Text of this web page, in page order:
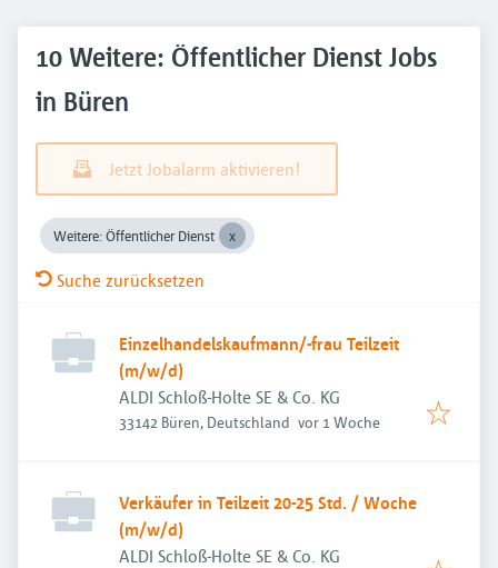
10 Weitere: Öffentlicher Dienst Jobs
in Büren
Jetzt Jobalarm aktivieren!
Weitere: Öffentlicher Dienst
Suche zurücksetzen
Einzelhandelskaufmann/-frau Teilzeit
(m/w/d)
ALDI Schloß-Holte SE & Co. KG
33142 Büren, Deutschland Veröffentlicht
vor 1 Woche
Verkäufer in Teilzeit 20-25 Std. / Woche
(m/w/d)
ALDI Schloß-Holte SE & Co. KG